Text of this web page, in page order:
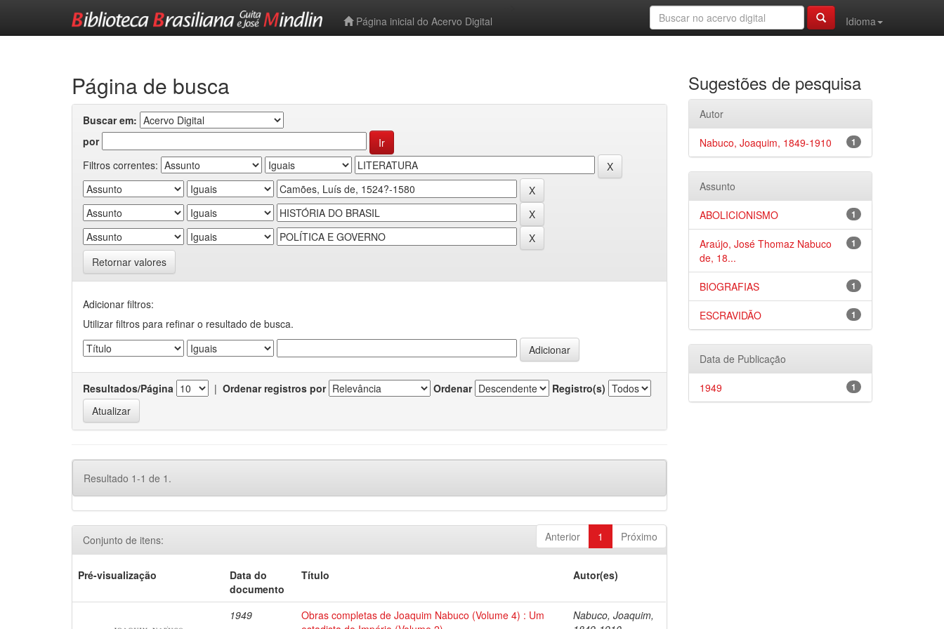
Página inicial do Acervo Digital
Idioma
Página de busca
Buscar em:
por
Filtros correntes:
Retornar valores
Adicionar filtros:
Utilizar filtros para refinar o resultado de busca.
Resultados/Página | Ordenar registros por Ordenar Registro(s)
Resultado 1-1 de 1.
Anterior 1 Próximo
Conjunto de itens:
Pré-visualização
Data do
documento
Título Autor(es)
1949
Obras completas de Joaquim Nabuco (Volume 4) : Um
Nabuco, Joaquim,
Sugestões de pesquisa
Autor
1
Nabuco, Joaquim, 1849-1910
Assunto
1
ABOLICIONISMO
1
Araújo, José Thomaz Nabuco
de, 18...
1
BIOGRAFIAS
1
ESCRAVIDÃO
Data de Publicação
1
1949